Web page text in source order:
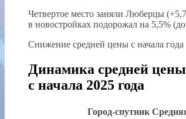
Четвертое место заняли Люберцы
в новостройках подорожал на 5,5%
Снижение средней цены с начала
Динамика средней
с начала 2025 года
Город-спутник